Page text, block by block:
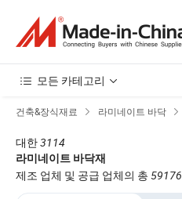
모든 카테고리
건축&장식재료 라미네이트 바닥
대한3114
라미네이트 바닥재
제조 업체 및 공급 업체의 총 59176